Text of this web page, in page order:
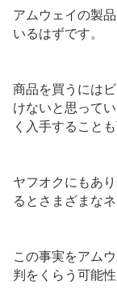
アムウェイの製
いるはずです。
商品を買うには
けないと思って
く入手することも
ヤフオクにもあ
るとさまざまな
この事実をアム
判をくらう可能